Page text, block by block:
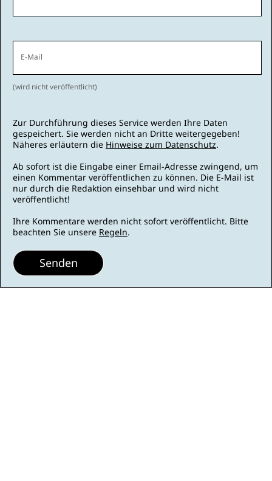
E-Mail
(wird nicht veröffentlicht)
Zur Durchführung dieses Service werden Ihre Daten
gespeichert. Sie werden nicht an Dritte weitergegeben!
Näheres erläutern die Hinweise zum Datenschutz.
Ab sofort ist die Eingabe einer Email-Adresse zwingend, um
einen Kommentar veröffentlichen zu können. Die E-Mail ist
nur durch die Redaktion einsehbar und wird nicht
veröffentlicht!
Ihre Kommentare werden nicht sofort veröffentlicht. Bitte
beachten Sie unsere Regeln.
Senden